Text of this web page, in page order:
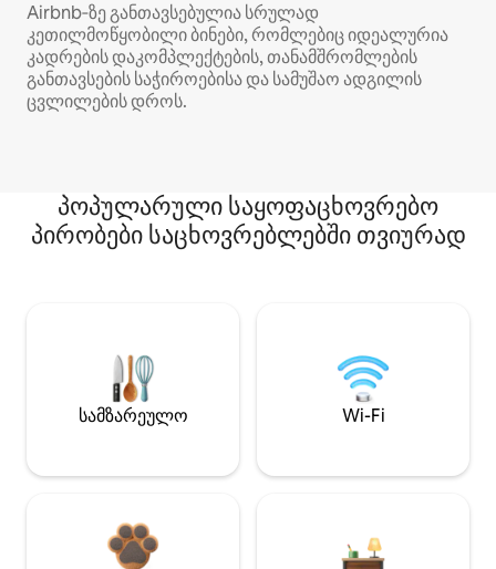
Airbnb‑ზე განთავსებულია სრულად
კეთილმოწყობილი ბინები, რომლებიც იდეალურია
კადრების დაკომპლექტების, თანამშრომლების
განთავსების საჭიროებისა და სამუშაო ადგილის
ცვლილების დროს.
პოპულარული საყოფაცხოვრებო
პირობები საცხოვრებლებში თვიურად
სამზარეულო Wi-Fi